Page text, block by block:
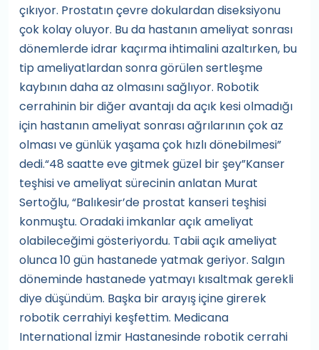
çıkıyor. Prostatın çevre dokulardan diseksiyonu
çok kolay oluyor. Bu da hastanın ameliyat sonrası
dönemlerde idrar kaçırma ihtimalini azaltırken, bu
tip ameliyatlardan sonra görülen sertleşme
kaybının daha az olmasını sağlıyor. Robotik
cerrahinin bir diğer avantajı da açık kesi olmadığı
için hastanın ameliyat sonrası ağrılarının çok az
olması ve günlük yaşama çok hızlı dönebilmesi”
dedi.“48 saatte eve gitmek güzel bir şey”Kanser
teşhisi ve ameliyat sürecinin anlatan Murat
Sertoğlu, “Balıkesir’de prostat kanseri teşhisi
konmuştu. Oradaki imkanlar açık ameliyat
olabileceğimi gösteriyordu. Tabii açık ameliyat
olunca 10 gün hastanede yatmak geriyor. Salgın
döneminde hastanede yatmayı kısaltmak gerekli
diye düşündüm. Başka bir arayış içine girerek
robotik cerrahiyi keşfettim. Medicana
International İzmir Hastanesinde robotik cerrahi